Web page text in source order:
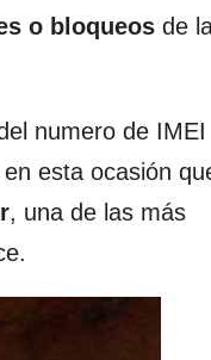
o bloqueos de
numero de
esta ocasión
, una de las más